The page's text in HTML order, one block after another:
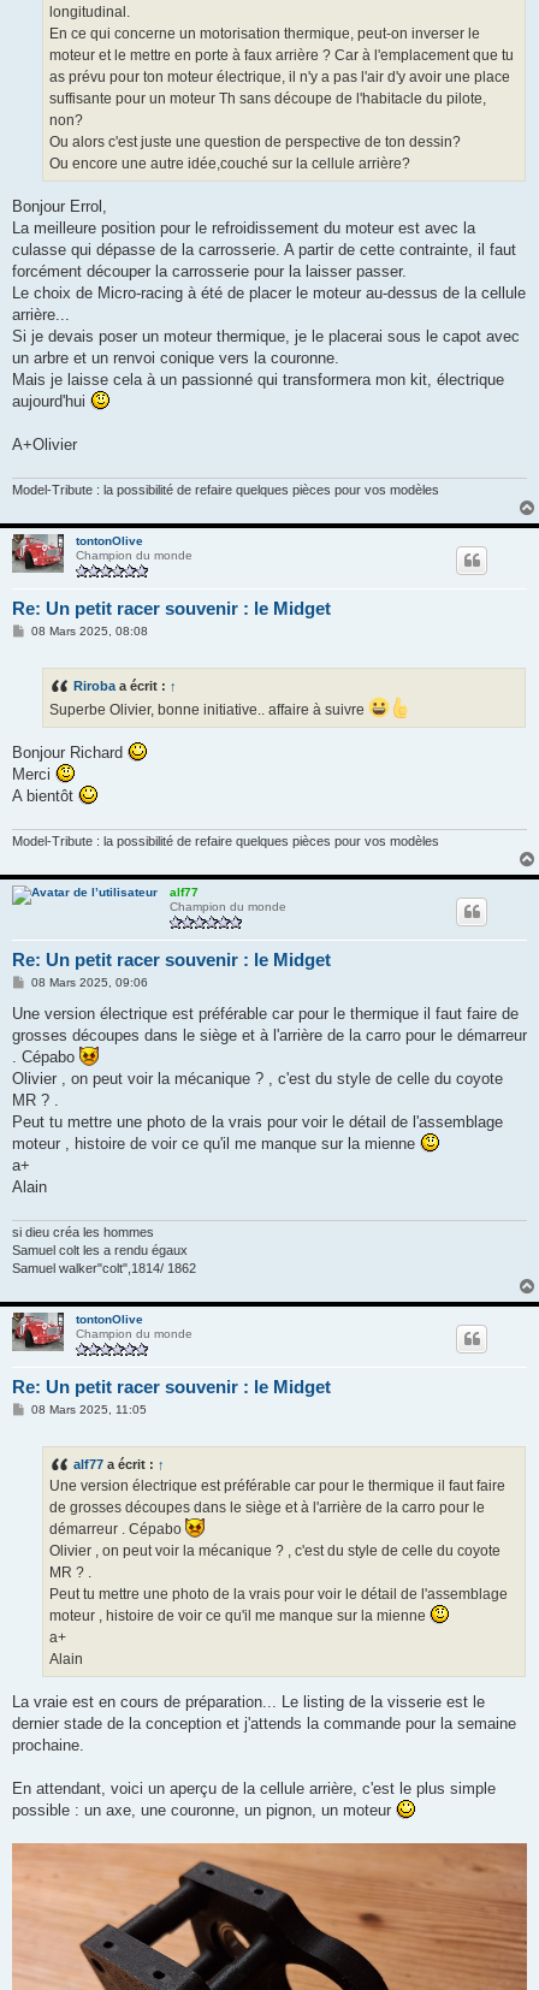
longitudinal.
En ce qui concerne un motorisation thermique, peut-on inverser le
moteur et le mettre en porte à faux arrière ? Car à l'emplacement que tu
as prévu pour ton moteur électrique, il n'y a pas l'air d'y avoir une place
suffisante pour un moteur Th sans découpe de l'habitacle du pilote,
non?
Ou alors c'est juste une question de perspective de ton dessin?
Ou encore une autre idée,couché sur la cellule arrière?
Bonjour Errol,
La meilleure position pour le refroidissement du moteur est avec la
culasse qui dépasse de la carrosserie. A partir de cette contrainte, il faut
forcément découper la carrosserie pour la laisser passer.
Le choix de Micro-racing à été de placer le moteur au-dessus de la cellule
arrière...
Si je devais poser un moteur thermique, je le placerai sous le capot avec
un arbre et un renvoi conique vers la couronne.
Mais je laisse cela à un passionné qui transformera mon kit, électrique
aujourd'hui
A+Olivier
Model-Tribute : la possibilité de refaire quelques pièces pour vos modèles
tontonOlive
Champion du monde
Re: Un petit racer souvenir : le Midget
M08 Mars 2025, 08:08
Riroba a écrit : ↑
Superbe Olivier, bonne initiative.. affaire à suivre
Bonjour Richard
Merci
A bientôt
Model-Tribute : la possibilité de refaire quelques pièces pour vos modèles
alf77
Champion du monde
Re: Un petit racer souvenir : le Midget
M
s
a
g
08 Mars 2025, 09:06
Une version électrique est préférable car pour le thermique il faut faire de
grosses découpes dans le siège et à l'arrière de la carro pour le démarreur
. Cépabo
Olivier , on peut voir la mécanique ? , c'est du style de celle du coyote
MR ? .
Peut tu mettre une photo de la vrais pour voir le détail de l'assemblage
moteur , histoire de voir ce qu'il me manque sur la mienne
a+
Alain
si dieu créa les hommes
Samuel colt les a rendu égaux
Samuel walker"colt",1814/ 1862
tontonOlive
Champion du monde
Re: Un petit racer souvenir : le Midget
M08 Mars 2025, 11:05
alf77 a écrit : ↑
Une version électrique est préférable car pour le thermique il faut faire
de grosses découpes dans le siège et à l'arrière de la carro pour le
démarreur . Cépabo
Olivier , on peut voir la mécanique ? , c'est du style de celle du coyote
MR ? .
Peut tu mettre une photo de la vrais pour voir le détail de l'assemblage
moteur , histoire de voir ce qu'il me manque sur la mienne
a+
Alain
La vraie est en cours de préparation... Le listing de la visserie est le
dernier stade de la conception et j'attends la commande pour la semaine
prochaine.
En attendant, voici un aperçu de la cellule arrière, c'est le plus simple
possible : un axe, une couronne, un pignon, un moteur